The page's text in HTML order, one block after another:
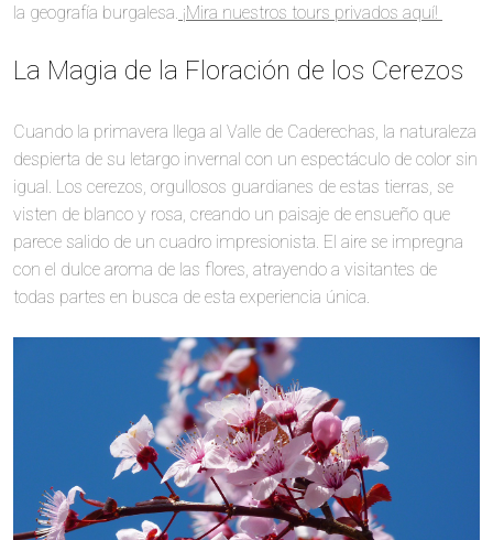
la geografía burgalesa. ¡Mira nuestros tours privados aquí!
La Magia de la Floración de los Cerezos
Cuando la primavera llega al Valle de Caderechas, la naturaleza
despierta de su letargo invernal con un espectáculo de color sin
igual. Los cerezos, orgullosos guardianes de estas tierras, se
visten de blanco y rosa, creando un paisaje de ensueño que
parece salido de un cuadro impresionista. El aire se impregna
con el dulce aroma de las flores, atrayendo a visitantes de
todas partes en busca de esta experiencia única.